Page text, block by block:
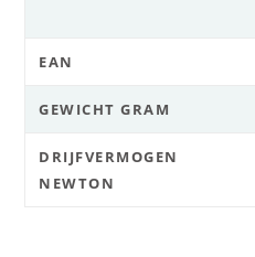
EAN
GEWICHT GRAM
DRIJFVERMOGEN
NEWTON